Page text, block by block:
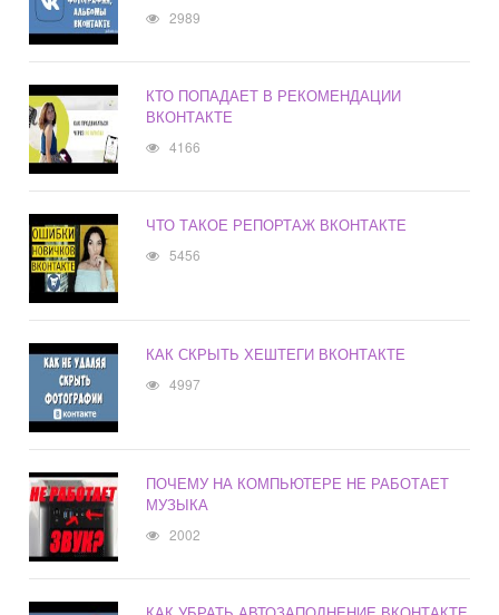
2989
КТО ПОПАДАЕТ В РЕКОМЕНДАЦИИ
ВКОНТАКТЕ
4166
ЧТО ТАКОЕ РЕПОРТАЖ ВКОНТАКТЕ
5456
КАК СКРЫТЬ ХЕШТЕГИ ВКОНТАКТЕ
4997
ПОЧЕМУ НА КОМПЬЮТЕРЕ НЕ РАБОТАЕТ
МУЗЫКА
2002